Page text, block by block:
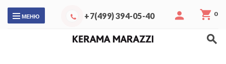
МЕНЮ +7(499) 394-05-40 0